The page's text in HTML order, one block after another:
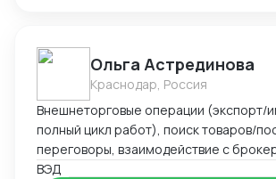
Ольга Астрединова
Краснодар, Россия
Внешнеторговые операции (экспорт/
полный цикл работ), поиск товаров/
переговоры, взаимодействие с
экспедиторами, сертифицирующими
ВЭД